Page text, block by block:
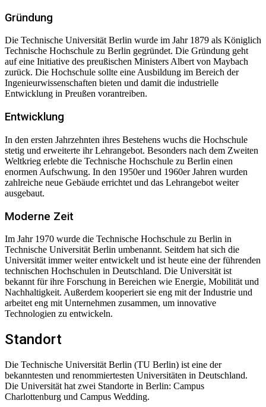
Gründung
Die Technische Universität Berlin wurde im Jahr 1879 als Königlich
Technische Hochschule zu Berlin gegründet. Die Gründung geht
auf eine Initiative des preußischen Ministers Albert von Maybach
zurück. Die Hochschule sollte eine Ausbildung im Bereich der
Ingenieurwissenschaften bieten und damit die industrielle
Entwicklung in Preußen vorantreiben.
Entwicklung
In den ersten Jahrzehnten ihres Bestehens wuchs die Hochschule
stetig und erweiterte ihr Lehrangebot. Besonders nach dem Zweiten
Weltkrieg erlebte die Technische Hochschule zu Berlin einen
enormen Aufschwung. In den 1950er und 1960er Jahren wurden
zahlreiche neue Gebäude errichtet und das Lehrangebot weiter
ausgebaut.
Moderne Zeit
Im Jahr 1970 wurde die Technische Hochschule zu Berlin in
Technische Universität Berlin umbenannt. Seitdem hat sich die
Universität immer weiter entwickelt und ist heute eine der führenden
technischen Hochschulen in Deutschland. Die Universität ist
bekannt für ihre Forschung in Bereichen wie Energie, Mobilität und
Nachhaltigkeit. Außerdem kooperiert sie eng mit der Industrie und
arbeitet eng mit Unternehmen zusammen, um innovative
Technologien zu entwickeln.
Standort
Die Technische Universität Berlin (TU Berlin) ist eine der
bekanntesten und renommiertesten Universitäten in Deutschland.
Die Universität hat zwei Standorte in Berlin: Campus
Charlottenburg und Campus Wedding.